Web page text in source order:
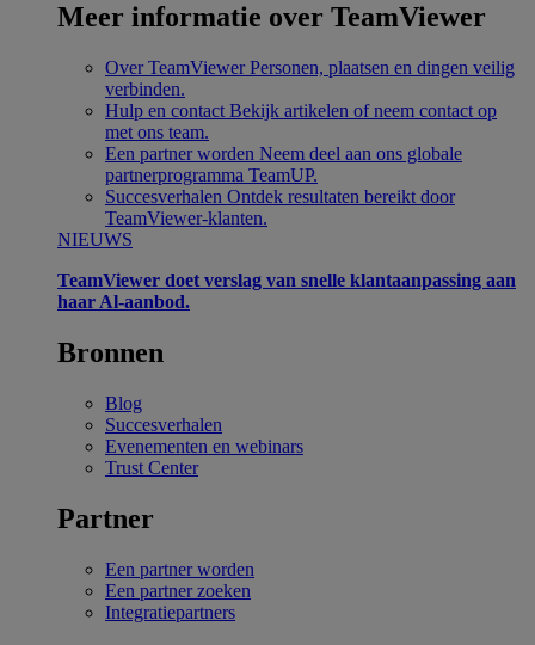
Meer informatie over TeamViewer
Over TeamViewer Personen, plaatsen en dingen veilig
verbinden.
Hulp en contact Bekijk artikelen of neem contact op
met ons team.
Een partner worden Neem deel aan ons globale
partnerprogramma TeamUP.
Succesverhalen Ontdek resultaten bereikt door
TeamViewer-klanten.
NIEUWS
TeamViewer doet verslag van snelle klantaanpassing aan
haar Al-aanbod.
Bronnen
Blog
Succesverhalen
Evenementen en webinars
Trust Center
Partner
Een partner worden
Een partner zoeken
Integratiepartners